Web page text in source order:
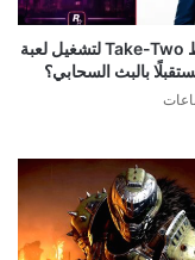
هل تخطط Take-Two لتشغيل لعبة